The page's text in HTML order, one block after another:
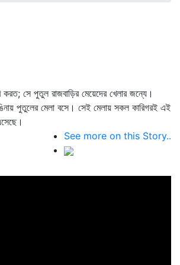
সে পুতুল রাজবাড়ির মেয়েদের খেলার জন্যে।
পুতুলের মেলা বসে। সেই মেলায় সকল কারিগরই এই
See more on this Story..